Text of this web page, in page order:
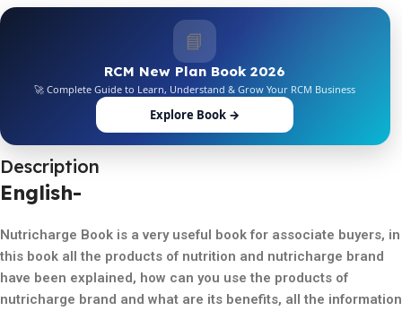
📘
RCM New Plan Book 2026
🚀 Complete Guide to Learn, Understand & Grow Your RCM Business
Explore Book →
Description
English-
Nutricharge Book is a very useful book for associate buyers, in
this book all the products of nutrition and nutricharge brand
have been explained, how can you use the products of
nutricharge brand and what are its benefits, all the information